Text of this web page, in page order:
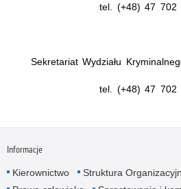
tel. (+48) 47 702
Sekretariat Wydziału
tel. (+48) 47 702
Informacje
Kierownictwo Struktura